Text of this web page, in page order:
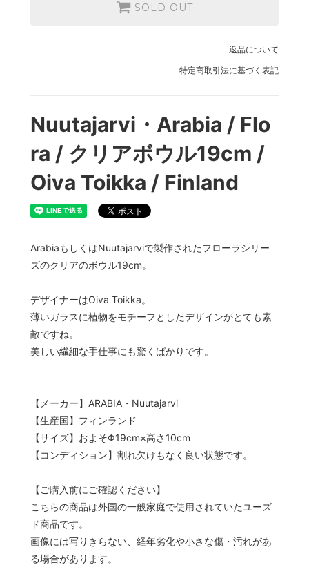
SOLD OUT
返品について
特定商取引法に基づく表記
Nuutajarvi・Arabia / Flo
ra / クリアボウル19cm /
Oiva Toikka / Finland
ArabiaもしくはNuutajarviで製作されたフローラシリー
ズのクリアのボウル19cm。
デザイナーはOiva Toikka。
薄いガラスに植物をモチーフとしたデザインがとても素
敵ですね。
美しい繊細な手仕事にも驚くばかりです。
【メーカー】ARABIA・Nuutajarvi
【生産国】フィンランド
【サイズ】およそΦ19cm×高さ10cm
【コンディション】割れ欠けもなく良い状態です。
【ご購入前にご確認ください】
こちらの商品は外国の一般家庭で使用されていたユーズ
ド商品です。
画像には写りきらない、経年劣化や小さな傷・汚れがあ
る場合があります。